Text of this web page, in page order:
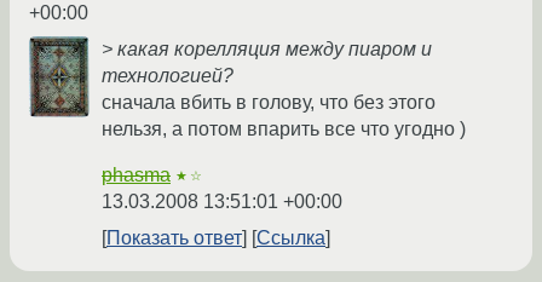
+00:00
> какая корелляция между пиаром и
технологией?
сначала вбить в голову, что без этого
нельзя, а потом впарить все что угодно )
phasma ★☆
13.03.2008 13:51:01 +00:00
Показать ответ
Ссылка